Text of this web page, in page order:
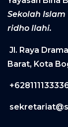
Sekolah
ridho Ilahi.
Jl. Raya
Barat, Kota